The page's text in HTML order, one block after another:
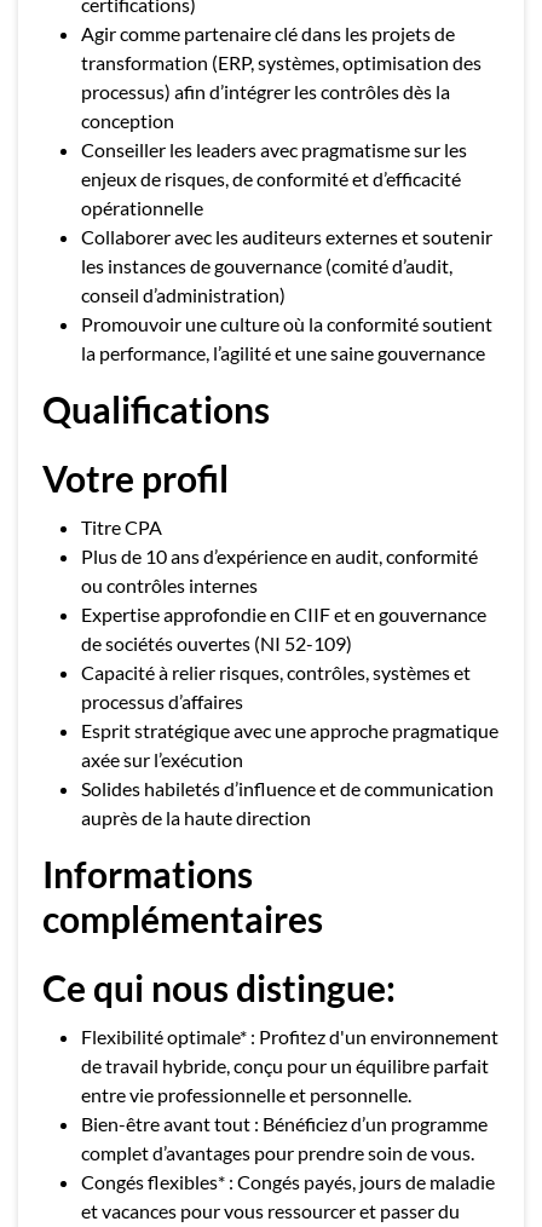
Agir comme partenaire clé dans les projets de
transformation (ERP, systèmes, optimisation des
processus) afin d’intégrer les contrôles dès la
conception
Conseiller les leaders avec pragmatisme sur les
enjeux de risques, de conformité et d’efficacité
opérationnelle
Collaborer avec les auditeurs externes et soutenir
les instances de gouvernance (comité d’audit,
conseil d’administration)
Promouvoir une culture où la conformité soutient
la performance, l’agilité et une saine gouvernance
Qualifications
Votre profil
Titre CPA
Plus de 10 ans d’expérience en audit, conformité
ou contrôles internes
Expertise approfondie en CIIF et en gouvernance
de sociétés ouvertes (NI 52-109)
Capacité à relier risques, contrôles, systèmes et
processus d’affaires
Esprit stratégique avec une approche pragmatique
axée sur l’exécution
Solides habiletés d’influence et de communication
auprès de la haute direction
Informations
complémentaires
Ce qui nous distingue:
Flexibilité optimale* : Profitez d'un environnement
de travail hybride, conçu pour un équilibre parfait
entre vie professionnelle et personnelle.
Bien-être avant tout : Bénéficiez d’un programme
complet d’avantages pour prendre soin de vous.
Congés flexibles* : Congés payés, jours de maladie
et vacances pour vous ressourcer et passer du